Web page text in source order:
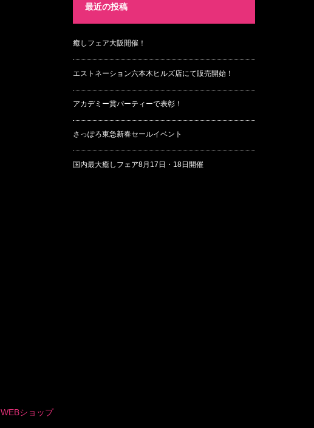
最近の投稿
癒しフェア大阪開催！
エストネーション六本木ヒルズ店にて販売開始！
アカデミー賞パーティーで表彰！
さっぽろ東急新春セールイベント
国内最大癒しフェア8月17日・18日開催
WEBショップ